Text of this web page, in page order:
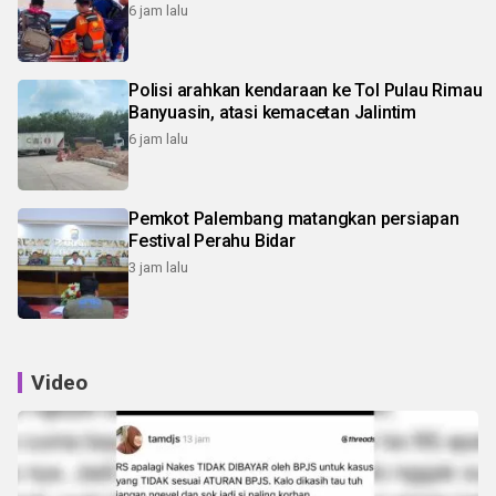
6 jam lalu
Polisi arahkan kendaraan ke Tol Pulau Rimau
Banyuasin, atasi kemacetan Jalintim
6 jam lalu
Pemkot Palembang matangkan persiapan
Festival Perahu Bidar
3 jam lalu
Video